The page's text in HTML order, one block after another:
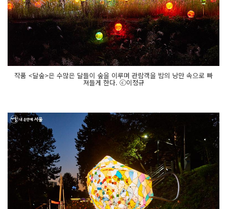
작품 <달숲>은 수많은 달들이 숲을 이루며 관람객을 밤의 낭만 속으로 빠
져들게 한다. ⓒ이정규